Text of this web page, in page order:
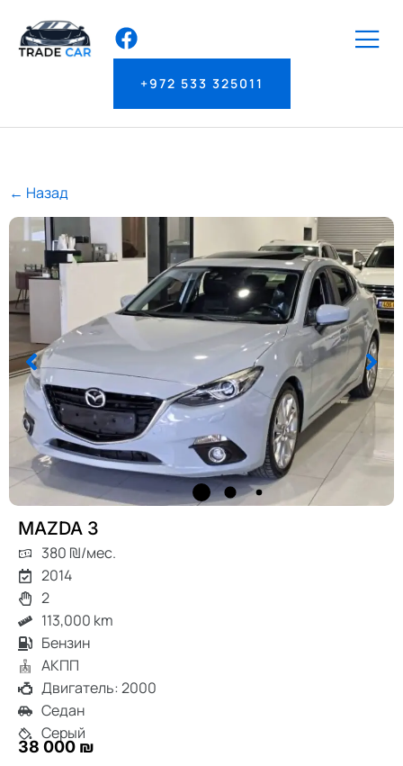
+972 533 325011
← Назад
MAZDA 3
380 ₪/мес.
2014
2
113,000 km
Бензин
АКПП
Двигатель: 2000
Седан
Серый
38 000 ₪